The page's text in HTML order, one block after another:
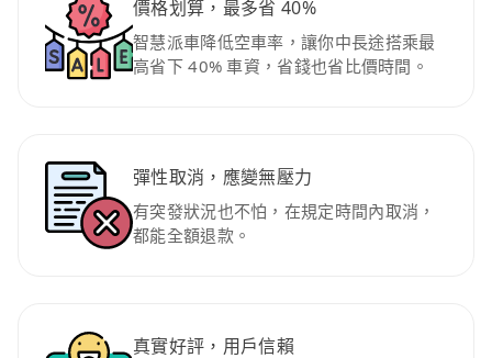
價格划算，最多省 40%
智慧派車降低空車率，讓你中長途搭乘最
高省下 40% 車資，省錢也省比價時間。
彈性取消，應變無壓力
有突發狀況也不怕，在規定時間內取消，
都能全額退款。
真實好評，用戶信賴